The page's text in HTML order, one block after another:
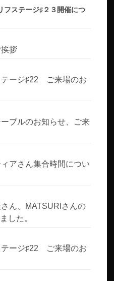
フステージ♯２３開催につ
拶
テージ♯22 ご来場のお
ブルのお知らせ、ご来
アさん集合時間につい
ん、MATSURIさんの
した。
テージ♯22 ご来場のお